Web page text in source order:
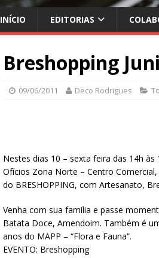
INÍCIO EDITORIAS
Breshopping
09/06/2011 Deco Rodrigues
Nestes dias 10 – sexta feira das 14h
Ofícios Zona Norte – Centro
do BRESHOPPING, com Artesanato,
Venha com sua família e passe
Batata Doce, Amendoim. Também é
anos do MAPP – “Flora e Fauna”.
EVENTO: Breshopping